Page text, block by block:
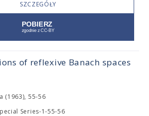
SZCZEGÓŁY
of reflexive Banach spaces
(1963), 55-56
Series-1-55-56